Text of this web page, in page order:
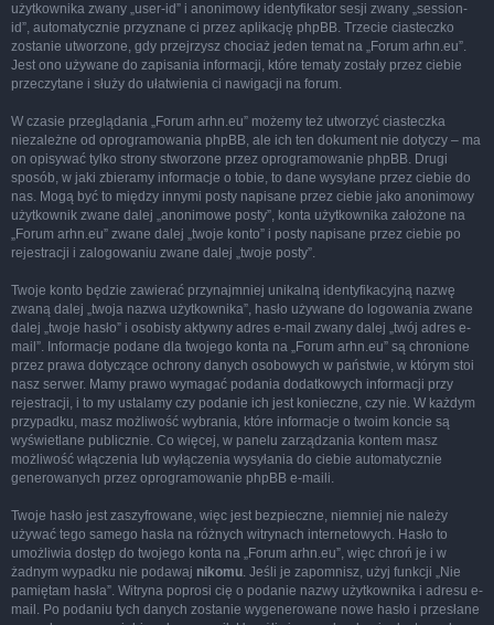
użytkownika zwany „user-id” i anonimowy identyfikator sesji zwany „session-
id”, automatycznie przyznane ci przez aplikację phpBB. Trzecie ciasteczko
zostanie utworzone, gdy przejrzysz chociaż jeden temat na „Forum arhn.eu”.
Jest ono używane do zapisania informacji, które tematy zostały przez ciebie
przeczytane i służy do ułatwienia ci nawigacji na forum.
W czasie przeglądania „Forum arhn.eu” możemy też utworzyć ciasteczka
niezależne od oprogramowania phpBB, ale ich ten dokument nie dotyczy – ma
on opisywać tylko strony stworzone przez oprogramowanie phpBB. Drugi
sposób, w jaki zbieramy informacje o tobie, to dane wysyłane przez ciebie do
nas. Mogą być to między innymi posty napisane przez ciebie jako anonimowy
użytkownik zwane dalej „anonimowe posty”, konta użytkownika założone na
„Forum arhn.eu” zwane dalej „twoje konto” i posty napisane przez ciebie po
rejestracji i zalogowaniu zwane dalej „twoje posty”.
Twoje konto będzie zawierać przynajmniej unikalną identyfikacyjną nazwę
zwaną dalej „twoja nazwa użytkownika”, hasło używane do logowania zwane
dalej „twoje hasło” i osobisty aktywny adres e-mail zwany dalej „twój adres e-
mail”. Informacje podane dla twojego konta na „Forum arhn.eu” są chronione
przez prawa dotyczące ochrony danych osobowych w państwie, w którym stoi
nasz serwer. Mamy prawo wymagać podania dodatkowych informacji przy
rejestracji, i to my ustalamy czy podanie ich jest konieczne, czy nie. W każdym
przypadku, masz możliwość wybrania, które informacje o twoim koncie są
wyświetlane publicznie. Co więcej, w panelu zarządzania kontem masz
możliwość włączenia lub wyłączenia wysyłania do ciebie automatycznie
generowanych przez oprogramowanie phpBB e-maili.
Twoje hasło jest zaszyfrowane, więc jest bezpieczne, niemniej nie należy
używać tego samego hasła na różnych witrynach internetowych. Hasło to
umożliwia dostęp do twojego konta na „Forum arhn.eu”, więc chroń je i w
żadnym wypadku nie podawaj nikomu. Jeśli je zapomnisz, użyj funkcji „Nie
pamiętam hasła”. Witryna poprosi cię o podanie nazwy użytkownika i adresu e-
mail. Po podaniu tych danych zostanie wygenerowane nowe hasło i przesłane